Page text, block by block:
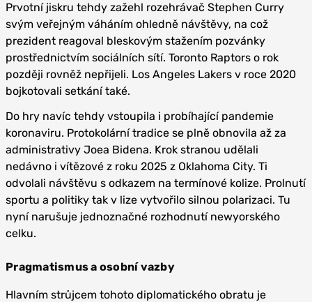
Prvotní jiskru tehdy zažehl rozehrávač Stephen Curry
svým veřejným váháním ohledně návštěvy, na což
prezident reagoval bleskovým stažením pozvánky
prostřednictvím sociálních sítí. Toronto Raptors o rok
později rovněž nepřijeli. Los Angeles Lakers v roce 2020
bojkotovali setkání také.
Do hry navíc tehdy vstoupila i probíhající pandemie
koronaviru. Protokolární tradice se plně obnovila až za
administrativy Joea Bidena. Krok stranou udělali
nedávno i vítězové z roku 2025 z Oklahoma City. Ti
odvolali návštěvu s odkazem na termínové kolize. Prolnutí
sportu a politiky tak v lize vytvořilo silnou polarizaci. Tu
nyní narušuje jednoznačné rozhodnutí newyorského
celku.
Pragmatismus a osobní vazby
Hlavním strůjcem tohoto diplomatického obratu je